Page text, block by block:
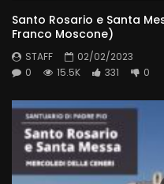
Santo Rosario e Santa
Franco Moscone)
STAFF
02/02/2023
0
15.5K 331 0